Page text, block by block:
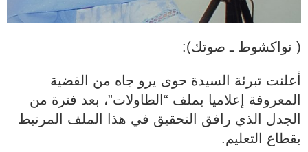
( نواكشوط ـ صوتك):
أعلنت تبرئة السيدة حوى يرو جاه من القضية
المعروفة إعلاميا بملف “الطاولات”، بعد فترة من
الجدل الذي رافق التحقيق في هذا الملف المرتبط
بقطاع التعليم.